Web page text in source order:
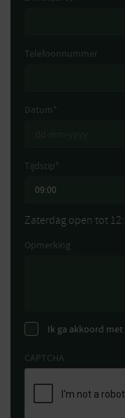
Telefoonnummer
Datum *
Tijdstip*
Zaterdag open tot
Opmerking
Ik ga akkoord met
CAPTCHA